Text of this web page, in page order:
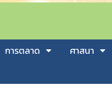
การตลาด ศาสนา